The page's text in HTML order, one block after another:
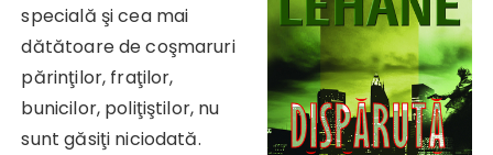
specială şi cea mai
dătătoare de coşmaruri
părinţilor, fraţilor,
bunicilor, poliţiştilor, nu
sunt găsiţi niciodată.